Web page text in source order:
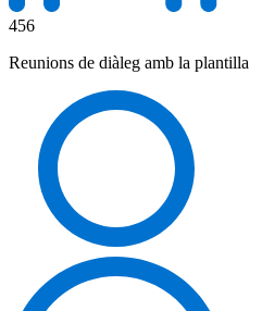
456
Reunions de diàleg amb la plantilla